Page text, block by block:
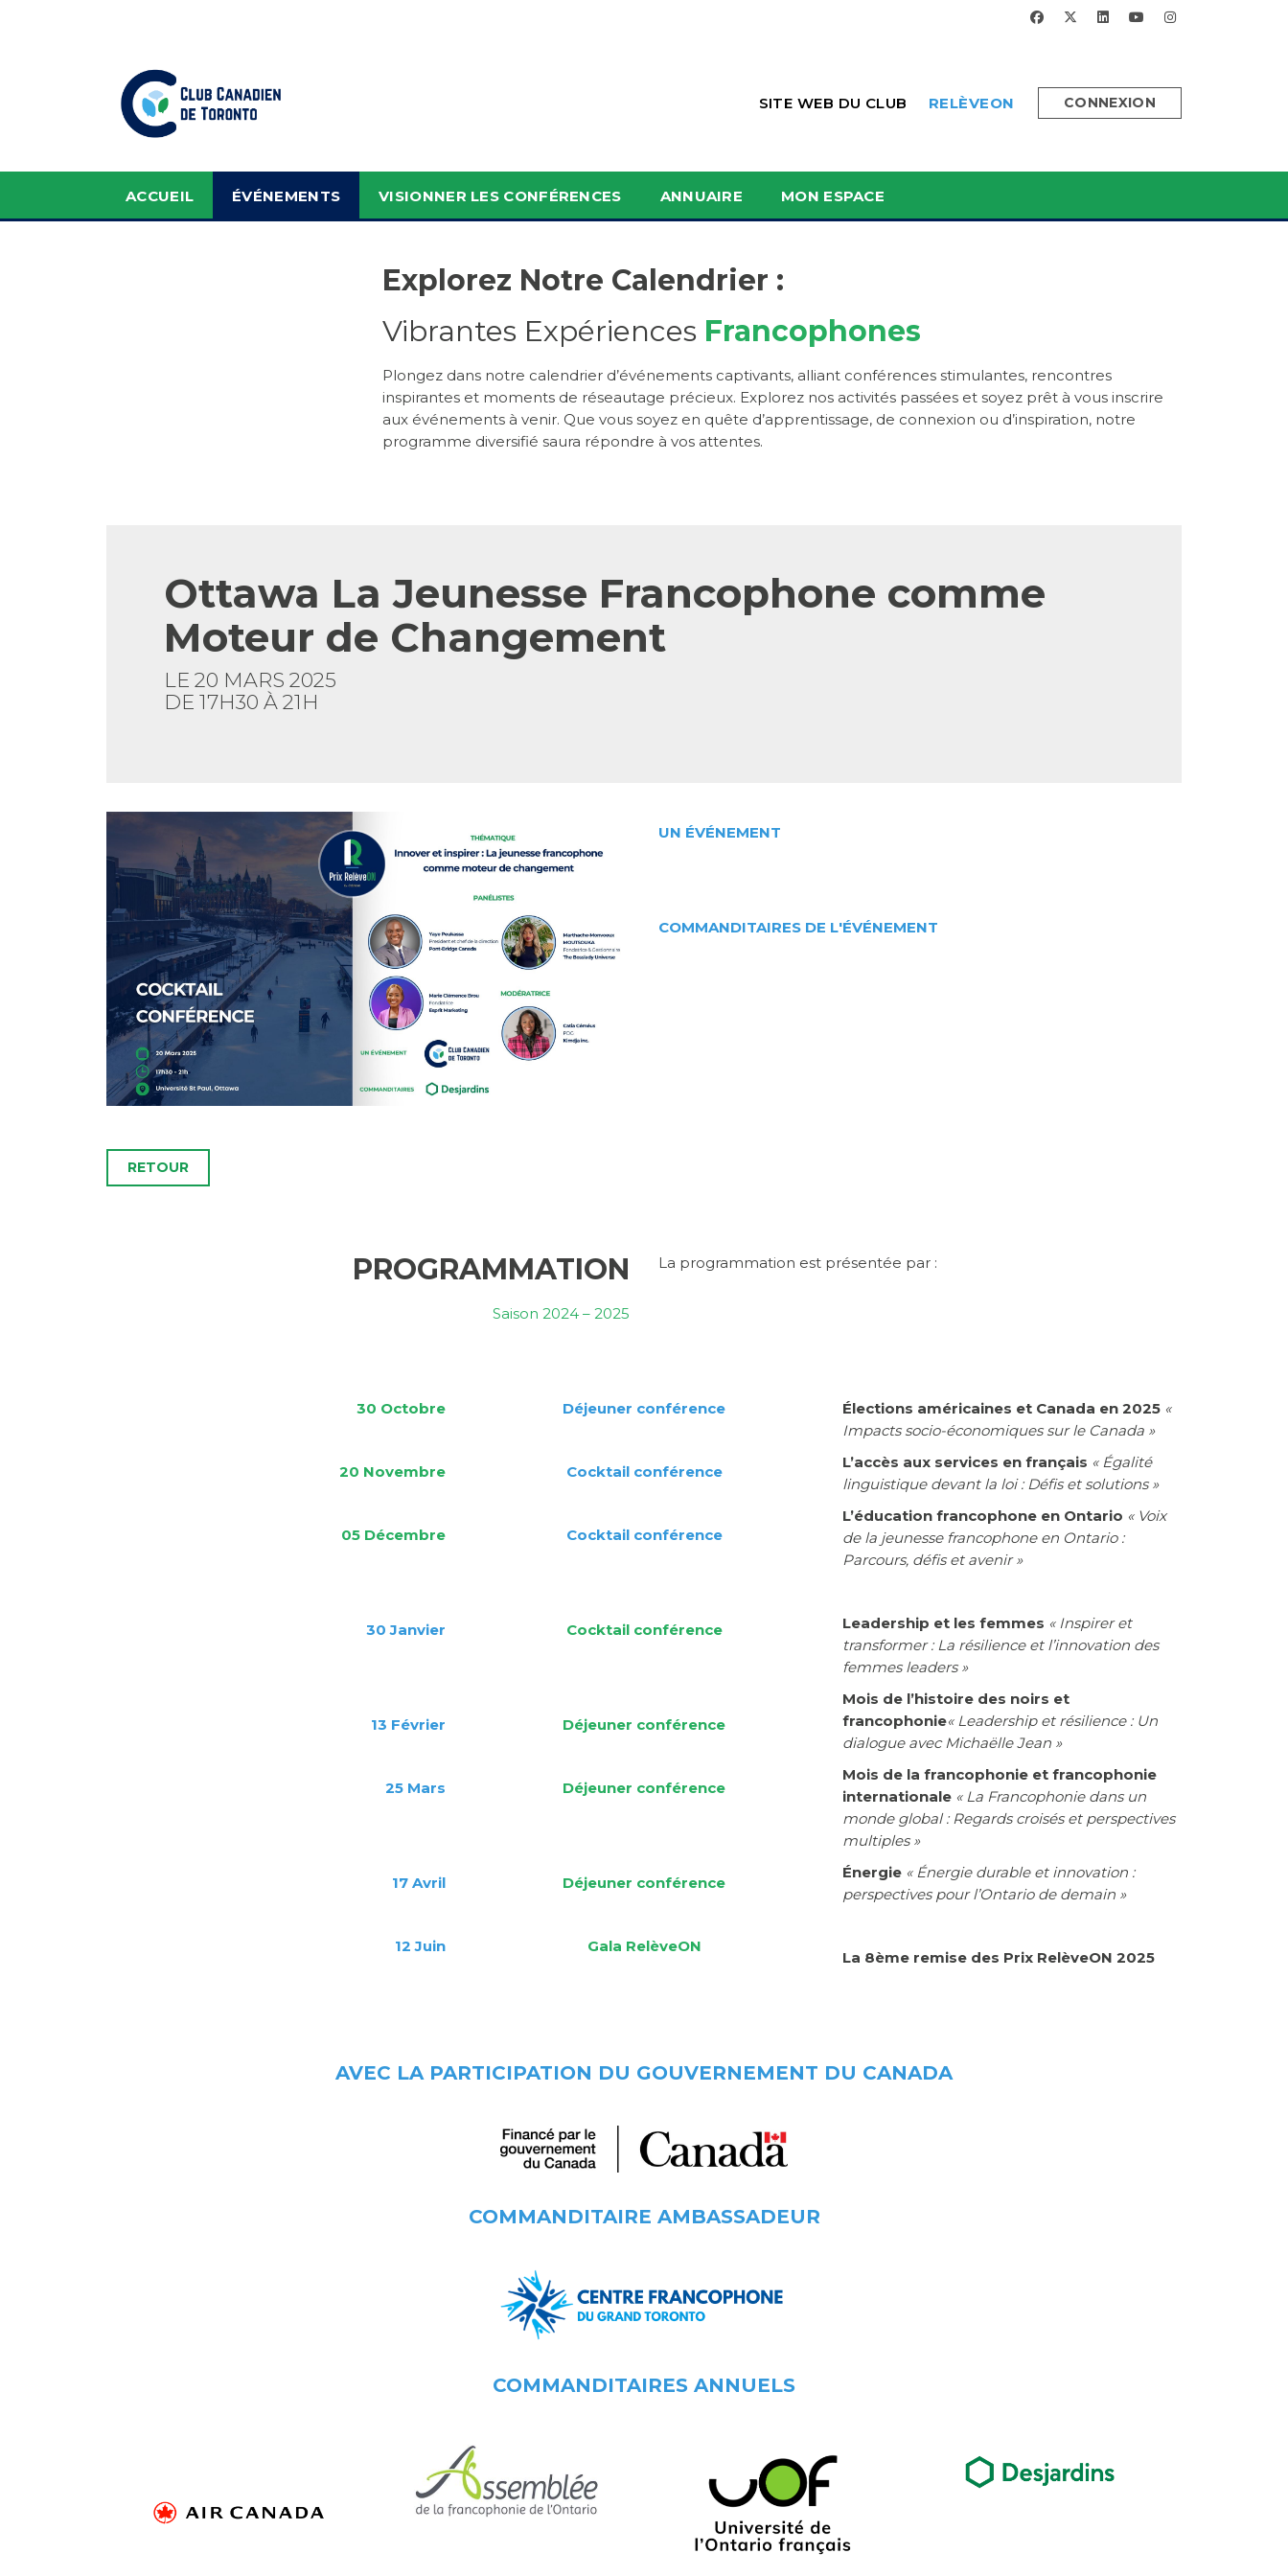
FACEBOOKX-TWITTER
LINKEDINYOUTUBE
INSTAGRAM
SITE WEB DU CLUB RELÈVEON CONNEXION
ACCUEIL ÉVÉNEMENTS VISIONNER LES CONFÉRENCES ANNUAIRE MON ESPACE
Explorez Notre Calendrier :
Vibrantes Expériences Francophones
Plongez dans notre calendrier d’événements captivants, alliant conférences stimulantes, rencontres
inspirantes et moments de réseautage précieux. Explorez nos activités passées et soyez prêt à vous inscrire
aux événements à venir. Que vous soyez en quête d’apprentissage, de connexion ou d’inspiration, notre
programme diversifié saura répondre à vos attentes.
Ottawa La Jeunesse Francophone comme
Moteur de Changement
LE 20 MARS 2025
DE 17H30 À 21H
UN ÉVÉNEMENT
COMMANDITAIRES DE L'ÉVÉNEMENT
RETOUR
PROGRAMMATION
Saison 2024 – 2025
La programmation est présentée par :
30 Octobre
20 Novembre
05 Décembre
30Janvier
13 Février
25 Mars
17 Avril
12 Juin
Déjeuner conférence
Cocktail conférence
Cocktail conférence
Cocktail conférence
Déjeuner conférence
Déjeuner conférence
Déjeuner conférence
Gala RelèveON
Élections américaines et Canada en 2025 «
Impacts socio-économiques sur le Canada »
L’accès aux services en français « Égalité
linguistique devant la loi : Défis et solutions »
L’éducation francophone en Ontario « Voix
de la jeunesse francophone en Ontario :
Parcours, défis et avenir »
Leadership et les femmes « Inspirer et
transformer : La résilience et l’innovation des
femmes leaders »
Mois de l’histoire des noirs et
francophonie« Leadership et résilience : Un
dialogue avec Michaëlle Jean »
Mois de la francophonie et francophonie
internationale « La Francophonie dans un
monde global : Regards croisés et perspectives
multiples »
Énergie « Énergie durable et innovation :
perspectives pour l’Ontario de demain »
La 8ème remise des Prix RelèveON 2025
AVEC LA PARTICIPATION DU GOUVERNEMENT DU CANADA
COMMANDITAIRE AMBASSADEUR
COMMANDITAIRES ANNUELS